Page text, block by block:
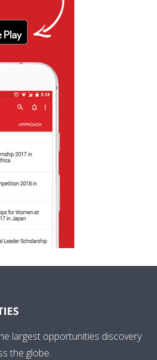
largest opportunities discovery
the globe.